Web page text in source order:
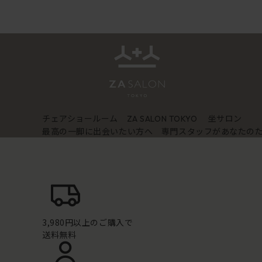
チェアショールーム ZA SALON TOKYO
坐サロン
最高の一脚に出会いたい方へ 専門スタッフがあなたの
3,980円以上のご購入で
送料無料